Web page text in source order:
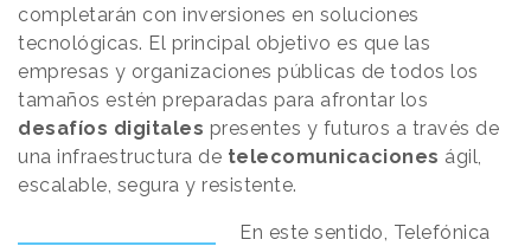
completarán con inversiones en soluciones
tecnológicas. El principal objetivo es que las
empresas y organizaciones públicas de todos los
tamaños estén preparadas para afrontar los
desafíos digitales presentes y futuros a través de
una infraestructura de telecomunicaciones ágil,
escalable, segura y resistente.
En este sentido, Telefónica